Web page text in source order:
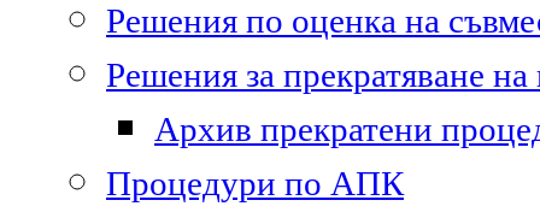
Решения по оценка на
Решения за прекратяване
Архив прекратени
Процедури по АПК